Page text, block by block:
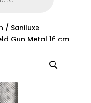
/ Saniluxe
Gun Metal 16 cm